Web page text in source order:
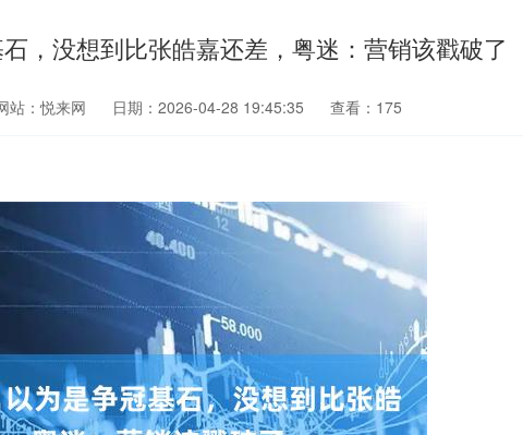
，没想到比张皓嘉还差，粤迷：营销该戳破了
站：悦来网 日期：2026-04-28 19:45:35 查看：175